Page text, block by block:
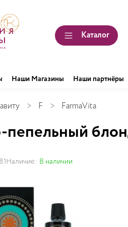
Каталог
Наши Магазины Наши партнёры
F FarmaVita
пепельный
Наличие: В наличии